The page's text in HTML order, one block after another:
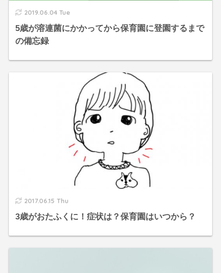
2019.06.04 Tue
5歳が溶連菌にかかってから保育園に登園するまで
の備忘録
2017.06.15 Thu
3歳がおたふくに！症状は？保育園はいつから？